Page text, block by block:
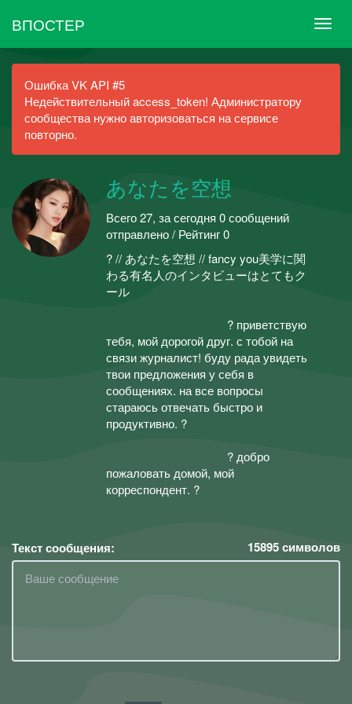
ВПОСТЕР
Ошибка VK API #5
Недействительный access_token! Администратору
сообщества нужно авторизоваться на сервисе
повторно.
あなたを空想
Всего 27, за сегодня 0 сообщений
отправлено / Рейтинг 0
? // あなたを空想 // fancy you美学に関
わる有名人のインタビューはとてもク
ール
⠀⠀⠀⠀⠀⠀⠀⠀⠀⠀⠀⠀⠀⠀? приветствую
тебя, мой дорогой друг. с тобой на
связи журналист! буду рада увидеть
твои предложения у себя в
сообщениях. на все вопросы
стараюсь отвечать быстро и
продуктивно. ?
⠀⠀⠀⠀⠀⠀⠀⠀⠀⠀⠀⠀⠀⠀? добро
пожаловать домой, мой
корреспондент. ?
Текст сообщения: 15895символов